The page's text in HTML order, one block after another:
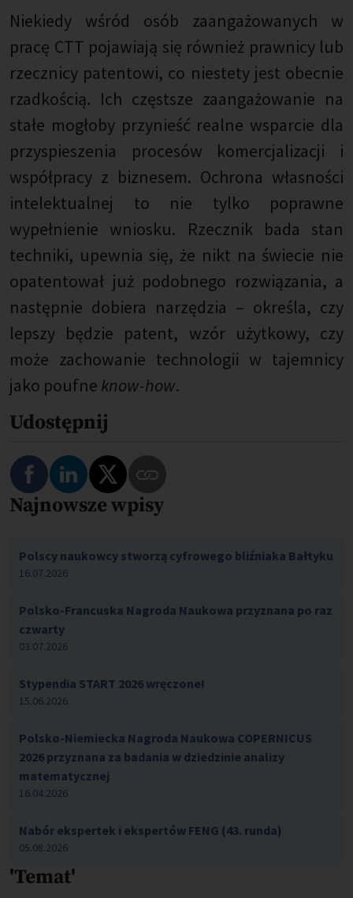
Niekiedy wśród osób zaangażowanych w
pracę CTT pojawiają się również prawnicy lub
rzecznicy patentowi, co niestety jest obecnie
rzadkością. Ich częstsze zaangażowanie na
stałe mogłoby przynieść realne wsparcie dla
przyspieszenia procesów komercjalizacji i
współpracy z biznesem. Ochrona własności
intelektualnej to nie tylko poprawne
wypełnienie wniosku. Rzecznik bada stan
techniki, upewnia się, że nikt na świecie nie
opatentował już podobnego rozwiązania, a
następnie dobiera narzędzia – określa, czy
lepszy będzie patent, wzór użytkowy, czy
może zachowanie technologii w tajemnicy
jako poufne know-how.
Udostępnij
Najnowsze wpisy
Polscy naukowcy stworzą cyfrowego bliźniaka Bałtyku
16.07.2026
Polsko-Francuska Nagroda Naukowa przyznana po raz
czwarty
03.07.2026
Stypendia START 2026 wręczone!
15.06.2026
Polsko-Niemiecka Nagroda Naukowa COPERNICUS
2026 przyznana za badania w dziedzinie analizy
matematycznej
16.04.2026
Nabór ekspertek i ekspertów FENG (43. runda)
05.08.2026
'Temat'